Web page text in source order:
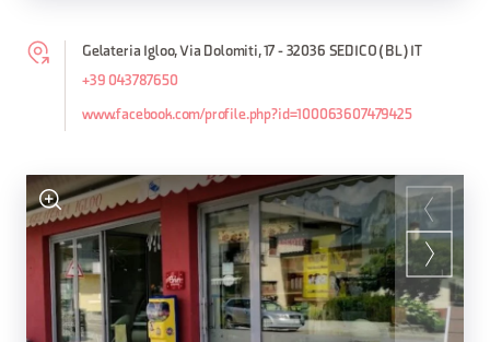
Gelateria Igloo, Via Dolomiti, 17 - 32036 SEDICO (BL) IT
+39 043787650
www.facebook.com/profile.php?id=100063607479425